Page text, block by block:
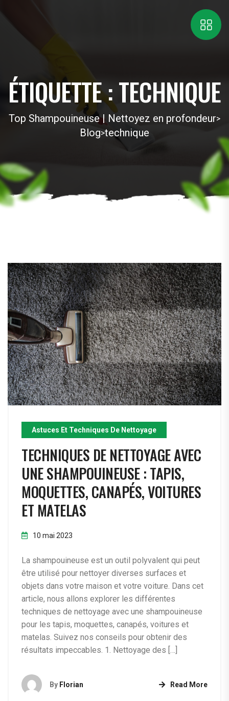
ÉTIQUETTE :TECHNIQUE
Top Shampouineuse | Nettoyez en profondeur>
Blog>technique
Astuces Et Techniques De Nettoyage
TECHNIQUES DE NETTOYAGE AVEC
UNE SHAMPOUINEUSE : TAPIS,
MOQUETTES, CANAPÉS, VOITURES
ET MATELAS
10 mai 2023
La shampouineuse est un outil polyvalent qui peut
être utilisé pour nettoyer diverses surfaces et
objets dans votre maison et votre voiture. Dans cet
article, nous allons explorer les différentes
techniques de nettoyage avec une shampouineuse
pour les tapis, moquettes, canapés, voitures et
matelas. Suivez nos conseils pour obtenir des
résultats impeccables. 1. Nettoyage des […]
By Florian Read More